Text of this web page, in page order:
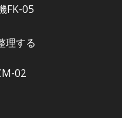
FK-05
理する
02